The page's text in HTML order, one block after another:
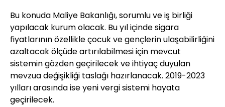
Bu konuda Maliye Bakanlığı, sorumlu ve iş birliği
yapılacak kurum olacak. Bu yıl içinde sigara
fiyatlarının özellikle çocuk ve gençlerin ulaşabilirliğini
azaltacak ölçüde artırılabilmesi için mevcut
sistemin gözden geçirilecek ve ihtiyaç duyulan
mevzua değişikliği taslağı hazırlanacak. 2019-2023
yılları arasında ise yeni vergi sistemi hayata
geçirilecek.